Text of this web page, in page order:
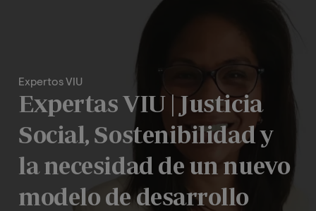
Expertos VIU
Expertas VIU | Justicia
Social, Sostenibilidad y
la necesidad de un nuevo
modelo de desarrollo